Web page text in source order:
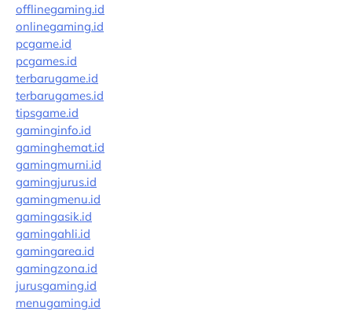
offlinegaming.id
onlinegaming.id
pcgame.id
pcgames.id
terbarugame.id
terbarugames.id
tipsgame.id
gaminginfo.id
gaminghemat.id
gamingmurni.id
gamingjurus.id
gamingmenu.id
gamingasik.id
gamingahli.id
gamingarea.id
gamingzona.id
jurusgaming.id
menugaming.id